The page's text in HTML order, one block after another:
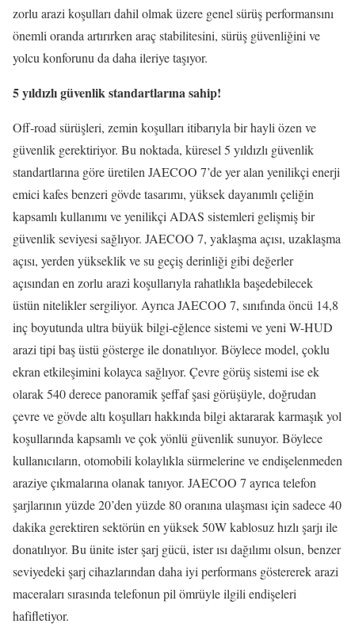
zorlu arazi koşulları dahil olmak üzere genel sürüş performansını
önemli oranda artırırken araç stabilitesini, sürüş güvenliğini ve
yolcu konforunu da daha ileriye taşıyor.
5 yıldızlı güvenlik standartlarına sahip!
Off-road sürüşleri, zemin koşulları itibarıyla bir hayli özen ve
güvenlik gerektiriyor. Bu noktada, küresel 5 yıldızlı güvenlik
standartlarına göre üretilen JAECOO 7’de yer alan yenilikçi enerji
emici kafes benzeri gövde tasarımı, yüksek dayanımlı çeliğin
kapsamlı kullanımı ve yenilikçi ADAS sistemleri gelişmiş bir
güvenlik seviyesi sağlıyor. JAECOO 7, yaklaşma açısı, uzaklaşma
açısı, yerden yükseklik ve su geçiş derinliği gibi değerler
açısından en zorlu arazi koşullarıyla rahatlıkla başedebilecek
üstün nitelikler sergiliyor. Ayrıca JAECOO 7, sınıfında öncü 14,8
inç boyutunda ultra büyük bilgi-eğlence sistemi ve yeni W-HUD
arazi tipi baş üstü gösterge ile donatılıyor. Böylece model, çoklu
ekran etkileşimini kolayca sağlıyor. Çevre görüş sistemi ise ek
olarak 540 derece panoramik şeffaf şasi görüşüyle, doğrudan
çevre ve gövde altı koşulları hakkında bilgi aktararak karmaşık yol
koşullarında kapsamlı ve çok yönlü güvenlik sunuyor. Böylece
kullanıcıların, otomobili kolaylıkla sürmelerine ve endişelenmeden
araziye çıkmalarına olanak tanıyor. JAECOO 7 ayrıca telefon
şarjlarının yüzde 20’den yüzde 80 oranına ulaşması için sadece 40
dakika gerektiren sektörün en yüksek 50W kablosuz hızlı şarjı ile
donatılıyor. Bu ünite ister şarj gücü, ister ısı dağılımı olsun, benzer
seviyedeki şarj cihazlarından daha iyi performans göstererek arazi
maceraları sırasında telefonun pil ömrüyle ilgili endişeleri
hafifletiyor.